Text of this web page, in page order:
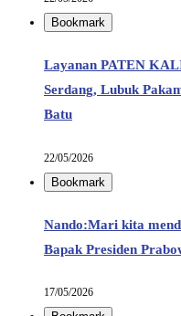
Bookmark
Layanan PATEN
Serdang, Lubuk
Batu
22/05/2026
Bookmark
Nando:Mari kita
Bapak Presiden
17/05/2026